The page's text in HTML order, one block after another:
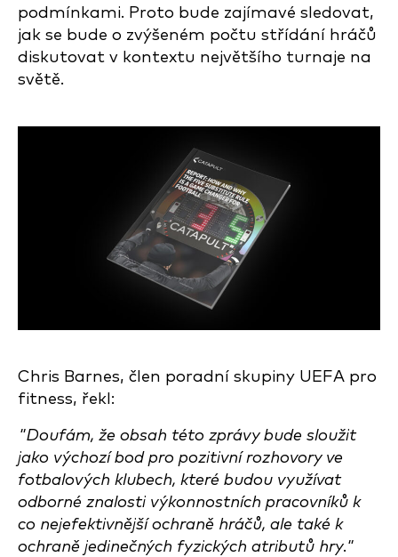
podmínkami. Proto bude zajímavé sledovat,
jak se bude o zvýšeném počtu střídání hráčů
diskutovat v kontextu největšího turnaje na
světě.
Chris Barnes, člen poradní skupiny UEFA pro
fitness, řekl:
"Doufám, že obsah této zprávy bude sloužit
jako výchozí bod pro pozitivní rozhovory ve
fotbalových klubech, které budou využívat
odborné znalosti výkonnostních pracovníků k
co nejefektivnější ochraně hráčů, ale také k
ochraně jedinečných fyzických atributů hry."